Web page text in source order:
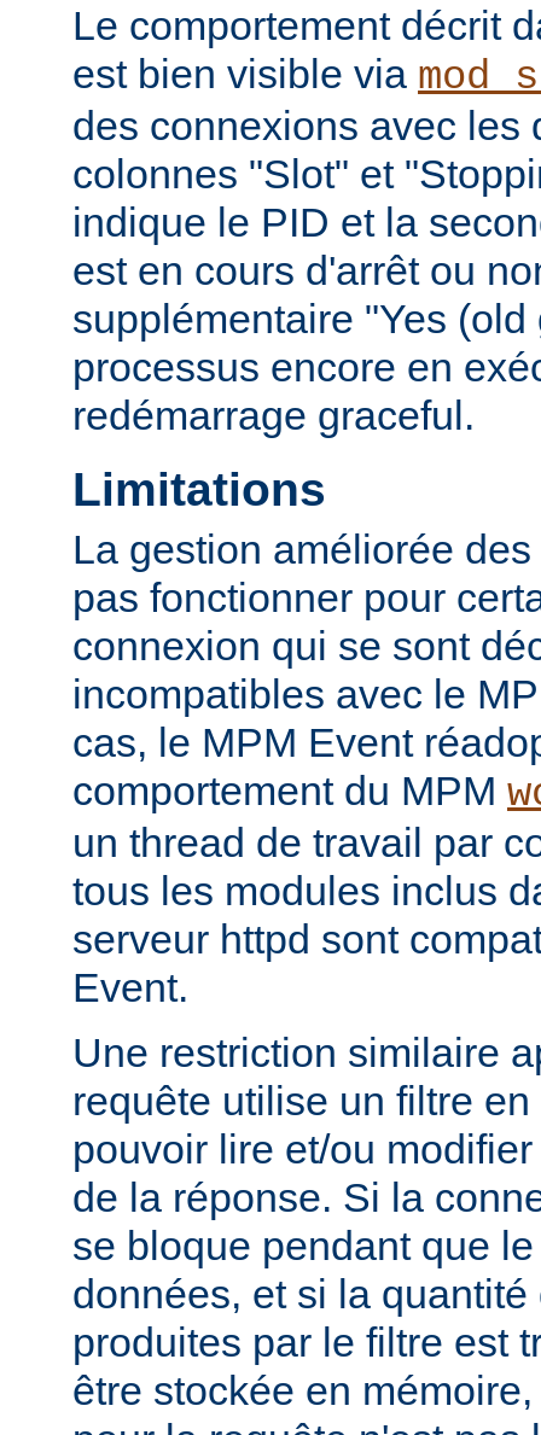
Le comportement décrit
est bien visible via
des connexions avec les
colonnes "Slot" et
indique le PID et la
est en cours d'arrêt ou
supplémentaire "Yes
processus encore en
redémarrage graceful.
Limitations
La gestion améliorée
pas fonctionner pour
connexion qui se sont
incompatibles avec le
cas, le MPM Event
comportement du MPM
un thread de travail par
tous les modules inclus
serveur httpd sont
Event.
Une restriction similaire
requête utilise un filtre
pouvoir lire et/ou
de la réponse. Si la
se bloque pendant que
données, et si la
produites par le filtre est
être stockée en